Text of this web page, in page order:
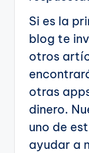
Si es la
blog te
otros
otras
dinero.
uno de
ayudar a